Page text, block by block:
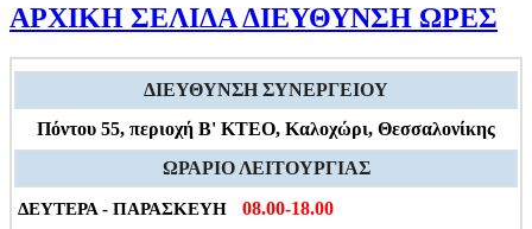
ΑΡΧΙΚΗ ΣΕΛΙΔΑ ΔΙΕΥΘΥΝΣΗ ΩΡΕΣ
ΔΙΕΥΘΥΝΣΗ ΣΥΝΕΡΓΕΙΟΥ
Πόντου 55, περιοχή Β' ΚΤΕΟ, Καλοχώρι, Θεσσαλονίκης
ΩΡΑΡΙΟ ΛΕΙΤΟΥΡΓΙΑΣ
ΔΕΥΤΕΡΑ - ΠΑΡΑΣΚΕΥΗ 08.00-18.00